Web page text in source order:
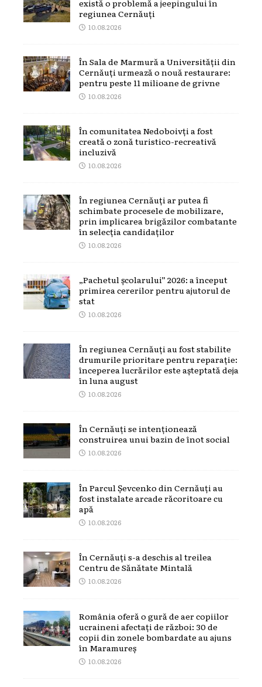
există o problemă a jeepingului în
regiunea Cernăuți
10.08.2026
În Sala de Marmură a Universității din
Cernăuți urmează o nouă restaurare:
pentru peste 11 milioane de grivne
10.08.2026
În comunitatea Nedoboivți a fost
creată o zonă turistico-recreativă
incluzivă
10.08.2026
În regiunea Cernăuți ar putea fi
schimbate procesele de mobilizare,
prin implicarea brigăzilor combatante
în selecția candidaților
10.08.2026
„Pachetul școlarului” 2026: a început
primirea cererilor pentru ajutorul de
stat
10.08.2026
În regiunea Cernăuți au fost stabilite
drumurile prioritare pentru reparație:
începerea lucrărilor este așteptată deja
în luna august
10.08.2026
În Cernăuți se intenționează
construirea unui bazin de înot social
10.08.2026
În Parcul Șevcenko din Cernăuți au
fost instalate arcade răcoritoare cu
apă
10.08.2026
În Cernăuți s-a deschis al treilea
Centru de Sănătate Mintală
10.08.2026
România oferă o gură de aer copiilor
ucraineni afectați de război: 30 de
copii din zonele bombardate au ajuns
în Maramureș
10.08.2026